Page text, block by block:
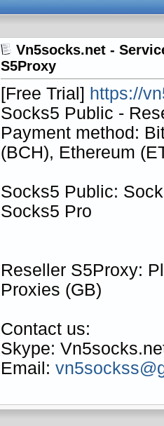
Vn5socks.net -
S5Proxy
[Free Trial] https://
Socks5 Public -
Payment method:
(BCH), Ethereum
Socks5 Public:
Socks5 Pro
Reseller S5Proxy:
Proxies (GB)
Contact us:
Skype:
Email: